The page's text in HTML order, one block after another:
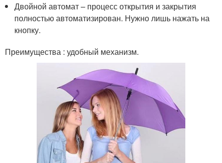
Двойной автомат – процесс открытия и закрытия
полностью автоматизирован. Нужно лишь нажать на
кнопку.
Преимущества : удобный механизм.